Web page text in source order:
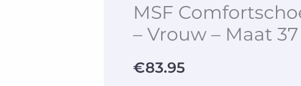
MSF
– Vrouw – Maat 37
€83.95